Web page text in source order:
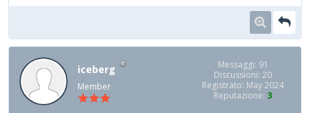
iceberg
Member
Messaggi: 91
Discussioni: 20
Registrato: May 2024
Reputazione: 3